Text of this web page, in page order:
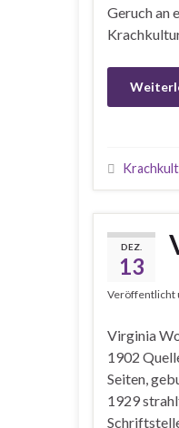
Geruch an
DEZ.
13
Veröffentlicht
Virginia
1902
Seiten,
1929